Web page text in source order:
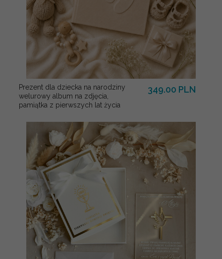
Prezent dla dziecka na narodziny
welurowy album na zdjęcia,
pamiątka z pierwszych lat życia
349.00 PLN